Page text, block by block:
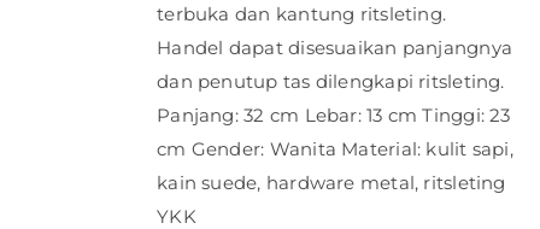
terbuka dan kantung ritsleting.
Handel dapat disesuaikan panjangnya
dan penutup tas dilengkapi ritsleting.
Panjang: 32 cm Lebar: 13 cm Tinggi: 23
cm Gender: Wanita Material: kulit sapi,
kain suede, hardware metal, ritsleting
YKK